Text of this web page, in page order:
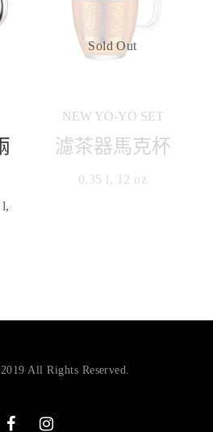
NEW YO-YO SET
濾茶器馬克杯
0.35 l, 12 oz
Sold Out
All Rights Reserved.